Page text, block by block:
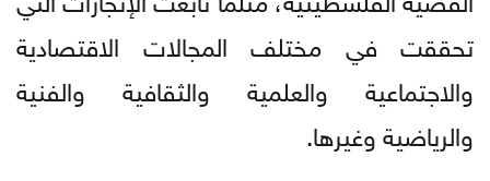
تحققت في مختلف المجالات الاقتصادية
والاجتماعية والعلمية والثقافية والفنية
والرياضية وغيرها.